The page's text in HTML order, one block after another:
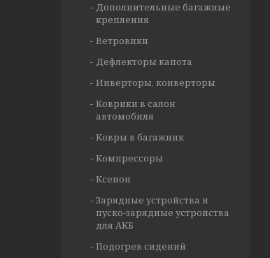
Дополнительные багажные
крепления
Ветровики
Дефлекторы капота
Инверторы, конверторы
Коврики в салон
автомобиля
Ковры в багажник
Компрессоры
Ксенон
Зарядные устройства и
пуско-зарядные устройства
для АКБ
Подогрев сидений